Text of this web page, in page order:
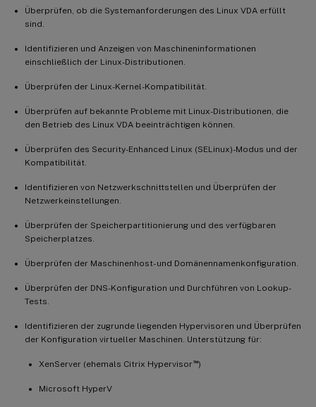
Überprüfen, ob die Systemanforderungen des Linux VDA erfüllt
sind.
Identifizieren und Anzeigen von Maschineninformationen
einschließlich der Linux-Distributionen.
Überprüfen der Linux-Kernel-Kompatibilität.
Überprüfen auf bekannte Probleme mit Linux-Distributionen, die
den Betrieb des Linux VDA beeinträchtigen können.
Überprüfen des Security-Enhanced Linux (SELinux)-Modus und der
Kompatibilität.
Identifizieren von Netzwerkschnittstellen und Überprüfen der
Netzwerkeinstellungen.
Überprüfen der Speicherpartitionierung und des verfügbaren
Speicherplatzes.
Überprüfen der Maschinenhost- und Domänennamenkonfiguration.
Überprüfen der DNS-Konfiguration und Durchführen von Lookup-
Tests.
Identifizieren der zugrunde liegenden Hypervisoren und Überprüfen
der Konfiguration virtueller Maschinen. Unterstützung für:
XenServer (ehemals Citrix Hypervisor™)
Microsoft HyperV